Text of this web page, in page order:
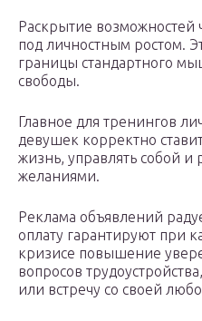
Раскрытие возможностей
под личностным ростом.
границы стандартного
свободы.
Главное для тренингов
девушек корректно
жизнь, управлять собой и
желаниями.
Реклама объявлений
оплату гарантируют при
кризисе повышение
вопросов
или встречу со своей